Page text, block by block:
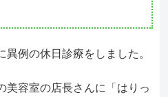
例の休日診療をしました。
美容室の店長さんに「はりっ